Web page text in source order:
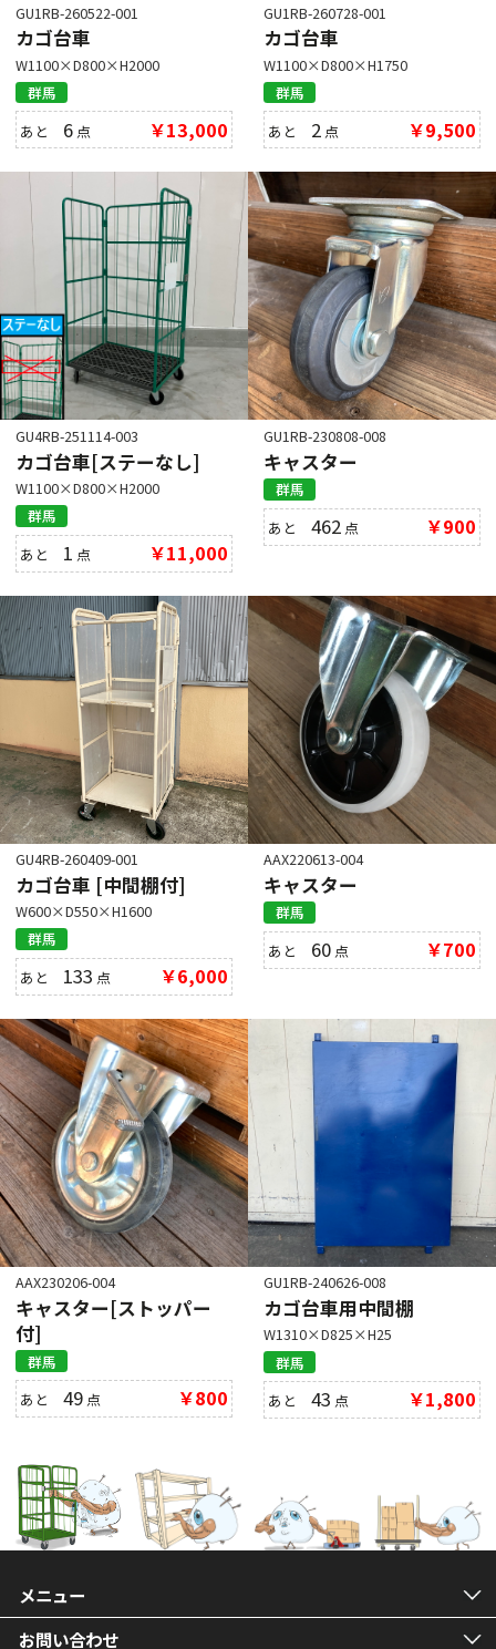
GU1RB-260522-001
カゴ台車
W1100×D800×H2000
群馬
あと 6 点 ￥13,000
GU1RB-260728-001
カゴ台車
W1100×D800×H1750
群馬
あと 2 点 ￥9,500
GU4RB-251114-003
カゴ台車[ステーなし]
W1100×D800×H2000
群馬
あと 1 点 ￥11,000
GU1RB-230808-008
キャスター
群馬
あと462 点 ￥900
GU4RB-260409-001
カゴ台車 [中間棚付]
W600×D550×H1600
群馬
あと 133 点 ￥6,000
AAX220613-004
キャスター
群馬
あと 60 点 ￥700
AAX230206-004
キャスター[ストッパー
付]
群馬
あと49 点 ￥800
GU1RB-240626-008
カゴ台車用中間棚
W1310×D825×H25
群馬
あと43 点 ￥1,800
メニュー
お問い合わせ